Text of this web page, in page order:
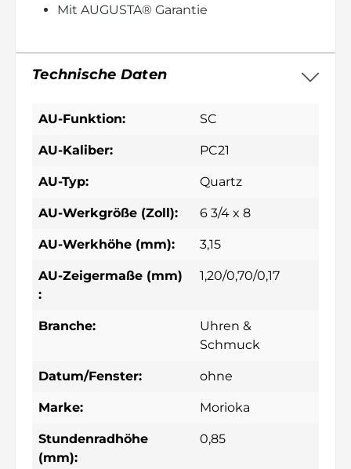
Mit AUGUSTA® Garantie
Technische Daten
AU-Funktion: SC
AU-Kaliber: PC21
AU-Typ: Quartz
AU-Werkgröße (Zoll): 6 3/4 x 8
AU-Werkhöhe (mm): 3,15
AU-Zeigermaße (mm)
:
1,20/0,70/0,17
Branche:
Uhren &
Schmuck
Datum/Fenster: ohne
Marke: Morioka
Stundenradhöhe
(mm):
0,85